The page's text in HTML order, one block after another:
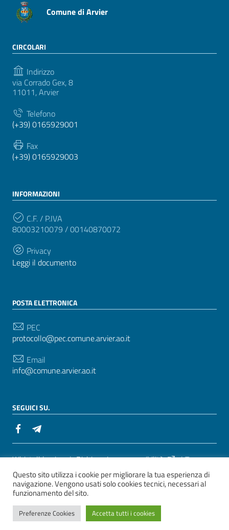
Comune di Arvier
CIRCOLARI
Indirizzo
via Corrado Gex, 8
11011, Arvier
Telefono
(+39) 0165929001
Fax
(+39) 0165929003
INFORMAZIONI
C.F. / P.IVA
80003210079 / 00140870072
Privacy
Leggi il documento
POSTA ELETTRONICA
PEC
protocollo@pec.comune.arvier.ao.it
Email
info@comune.arvier.ao.it
SEGUICI SU.
Sezione Link Utili
Whistelblowing | Dichiarazione accessibilità
| Tema
grafico ItaliaWP2 | Basato sul Prototipo per siti PA di
AgID
ver. 2
Questo sito utilizza i cookie per migliorare la tua esperienza di
navigazione. Vengono usati solo cookies tecnici, necessari al
funzionamento del sito.
Preferenze Cookies Accetta tutti i cookies